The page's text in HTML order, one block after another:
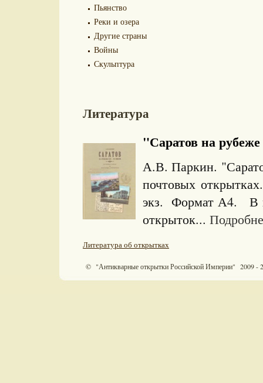
Пьянство
Реки и озера
Другие страны
Войны
Скульптура
Литература
"Саратов на
А.В. Паркин.
почтовых
экз. Формат А4. В
открыток...
Литература об открытках
© "Антикварные открытки Российской Империи" 2009 -